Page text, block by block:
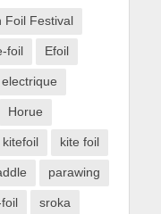
Foil Festival
foil Efoil
Horue
kitefoil kite foil
parawing
sroka